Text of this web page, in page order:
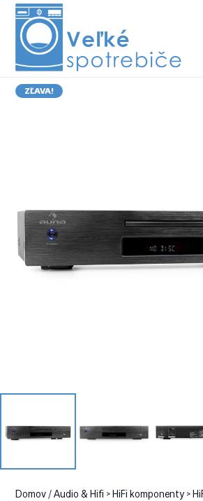
ZĽAVA!
Domov/Audio & Hifi > HiFi komponenty >